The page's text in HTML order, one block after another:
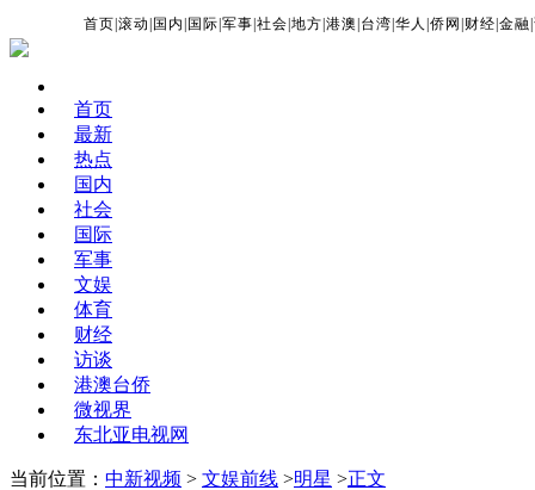
首页 |滚动 国内 国际 |军事 |社会 |地方 |港澳 台湾 |华人 |侨网 财经 |金融 |
首页
最新
热点
国内
社会
国际
军事
文娱
体育
财经
访谈
港澳台侨
微视界
东北亚电视网
当前位置： 中新视频 > 文娱前线 >明星 >正文